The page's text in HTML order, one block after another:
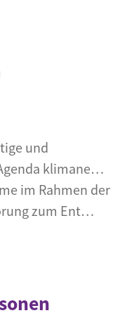
und
klimane…
im Rahmen der
zum Ent…